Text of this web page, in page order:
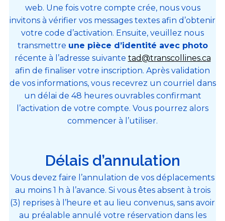
web. Une fois votre compte crée, nous vous
invitons à vérifier vos messages textes afin d’obtenir
votre code d’activation. Ensuite, veuillez nous
transmettre une pièce d’identité avec photo
récente à l’adresse suivante tad@transcollines.ca
afin de finaliser votre inscription. Après validation
de vos informations, vous recevrez un courriel dans
un délai de 48 heures ouvrables confirmant
l’activation de votre compte. Vous pourrez alors
commencer à l’utiliser.
Délais d’annulation
Vous devez faire l’annulation de vos déplacements
au moins 1 h à l’avance. Si vous êtes absent à trois
(3) reprises à l’heure et au lieu convenus, sans avoir
au préalable annulé votre réservation dans les